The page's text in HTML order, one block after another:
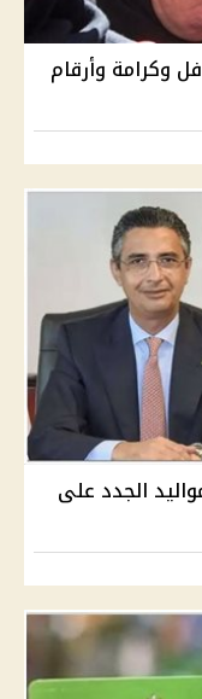
وكرامة وأرقام
الجدد على